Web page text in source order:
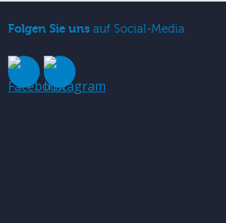
Folgen Sie uns auf Social-Media